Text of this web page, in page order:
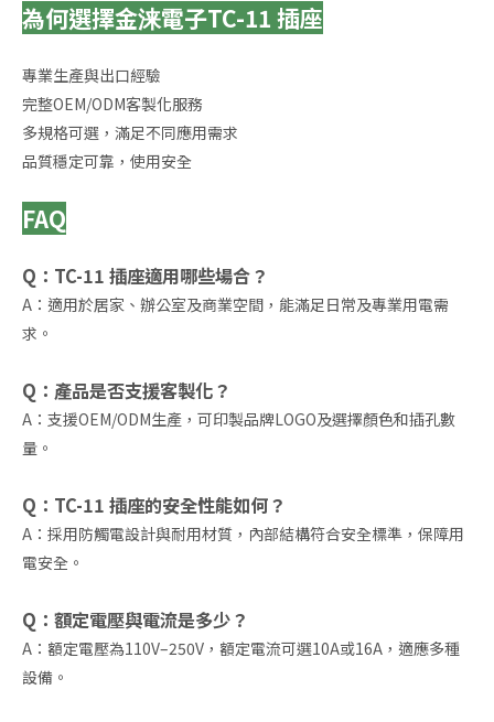
為何選擇金涞電子TC-11 插座
專業生產與出口經驗
完整OEM/ODM客製化服務
多規格可選，滿足不同應用需求
品質穩定可靠，使用安全
FAQ
Q：TC-11 插座適用哪些場合？
A：適用於居家、辦公室及商業空間，能滿足日常及專業用電需
求。
Q：產品是否支援客製化？
A：支援OEM/ODM生產，可印製品牌LOGO及選擇顏色和插孔數
量。
Q：TC-11 插座的安全性能如何？
A：採用防觸電設計與耐用材質，內部結構符合安全標準，保障用
電安全。
Q：額定電壓與電流是多少？
A：額定電壓為110V–250V，額定電流可選10A或16A，適應多種
設備。